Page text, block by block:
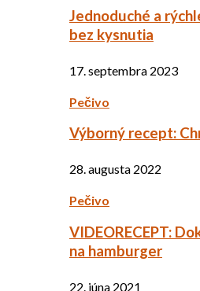
Jednoduché a
bez kysnutia
17. septembra 2023
Pečivo
Výborný recept:
28. augusta 2022
Pečivo
VIDEORECEPT:
na hamburger
22. júna 2021